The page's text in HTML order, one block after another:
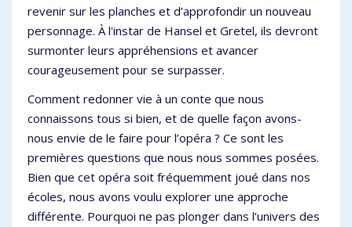
revenir sur les planches et d’approfondir un nouveau
personnage. À l'instar de Hansel et Gretel, ils devront
surmonter leurs appréhensions et avancer
courageusement pour se surpasser.
Comment redonner vie à un conte que nous
connaissons tous si bien, et de quelle façon avons-
nous envie de le faire pour l’opéra ? Ce sont les
premières questions que nous nous sommes posées.
Bien que cet opéra soit fréquemment joué dans nos
écoles, nous avons voulu explorer une approche
différente. Pourquoi ne pas plonger dans l’univers des